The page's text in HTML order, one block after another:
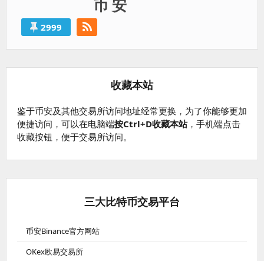
币 安
2999
收藏本站
鉴于币安及其他交易所访问地址经常更换，为了你能够更加
便捷访问，可以在电脑端按Ctrl+D收藏本站，手机端点击
收藏按钮，便于交易所访问。
三大比特币交易平台
币安Binance官方网站
OKex欧易交易所